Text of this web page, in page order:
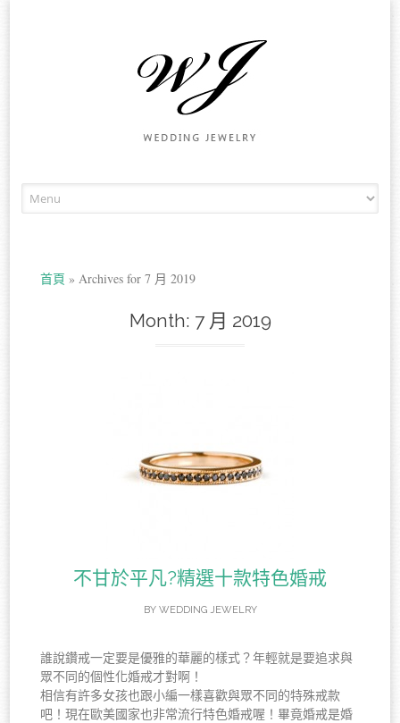
首頁 » Archives for 7 月 2019
Month: 7 月 2019
不甘於平凡?精選十款特色婚戒
BY WEDDING JEWELRY
誰說鑽戒一定要是優雅的華麗的樣式？年輕就是要追求與
眾不同的個性化婚戒才對啊！
相信有許多女孩也跟小編一樣喜歡與眾不同的特殊戒款
吧！現在歐美國家也非常流行特色婚戒喔！畢竟婚戒是婚